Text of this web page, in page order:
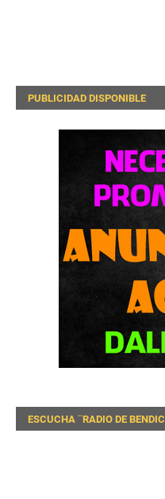
PUBLICIDAD DISPONIBLE
ESCUCHA ¨RADIO DE